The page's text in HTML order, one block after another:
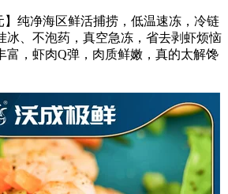
】纯净海区鲜活捕捞，低温速冻，冷链
冰、不泡药，真空急冻，省去剥虾烦恼
富，虾肉Q弹，肉质鲜嫩，真的太解馋